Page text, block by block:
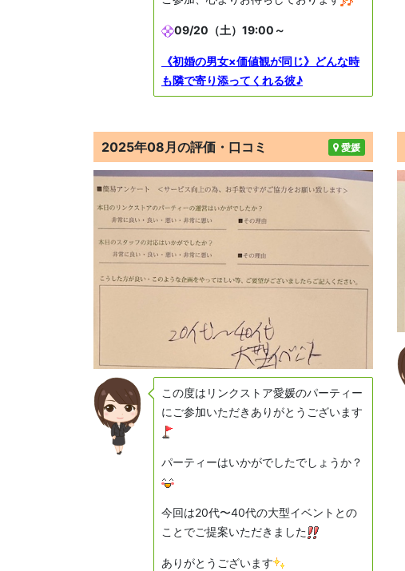
09/20（土）19:00～
《初婚の男女×価値観が同じ》どんな時
も隣で寄り添ってくれる彼♪
愛媛
2025年08月の評価・口コミ
この度はリンクストア愛媛のパーティー
にご参加いただきありがとうございます
パーティーはいかがでしたでしょうか？
今回は20代〜40代の大型イベントとの
ことでご提案いただきました
ありがとうございます